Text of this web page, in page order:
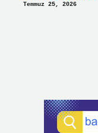
Temmuz 25, 2026